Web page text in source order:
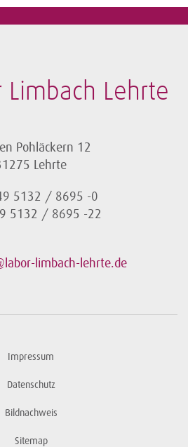
Limbach Lehrte
Pohläckern 12
Lehrte
5132 / 8695 -0
5132 / 8695 -22
limbach-lehrte.de
Impressum
Datenschutz
Bildnachweis
Sitemap